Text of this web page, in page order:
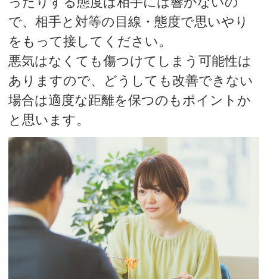
で、相手と対等の目線・態度で思いやり
をもって接してください。
悪気はなくても傷つけてしまう可能性は
ありますので、どうしても改善できない
場合は適度な距離を保つのもポイントか
と思います。